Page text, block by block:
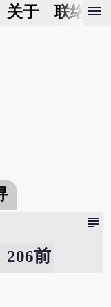
关于 联络我
menu
subject
206前